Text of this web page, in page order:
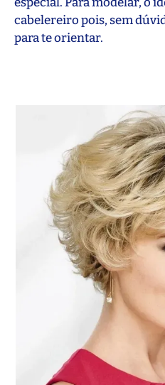
cabelereiro pois, sem
para te orientar.